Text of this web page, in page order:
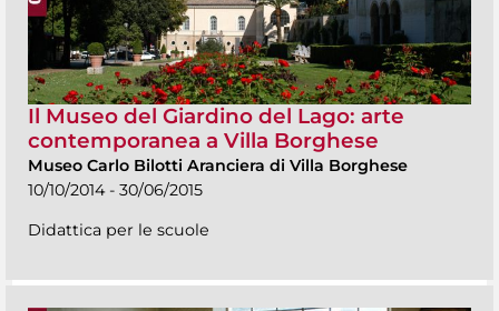
Il Museo del Giardino del Lago: arte
contemporanea a Villa Borghese
Museo Carlo Bilotti Aranciera di Villa Borghese
10/10/2014 - 30/06/2015
Didattica per le scuole